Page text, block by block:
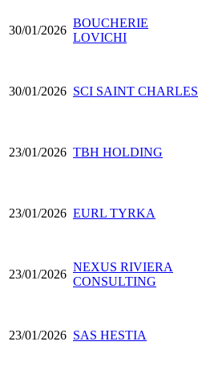
30/01/2026
BOUCHERIE
LOVICHI
30/01/2026 SCI SAINT CHARLES
23/01/2026 TBH HOLDING
23/01/2026 EURL TYRKA
23/01/2026
NEXUS RIVIERA
CONSULTING
23/01/2026 SAS HESTIA